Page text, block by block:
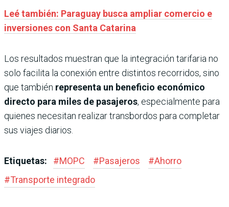
Leé también: Paraguay busca ampliar comercio e
inversiones con Santa Catarina
Los resultados muestran que la integración tarifaria no
solo facilita la conexión entre distintos recorridos, sino
que también representa un beneficio económico
directo para miles de pasajeros, especialmente para
quienes necesitan realizar transbordos para completar
sus viajes diarios.
Etiquetas: #MOPC #Pasajeros #Ahorro
#Transporte integrado